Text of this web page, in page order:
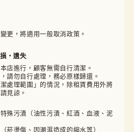
更，將適用一般取消政策。
・遺失
店進行，顧客無需自行清潔。
請勿自行處理，務必原樣歸還。
處理範圍」的情況，除租賃費用外將
見諒。
殊污漬（油性污漬、紅酒、血液、泥
菸燙傷、因潮濕造成的縮水等）